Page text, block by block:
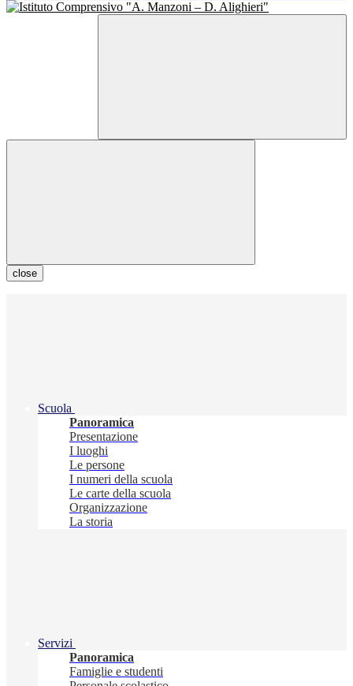
close
Scuola
Panoramica
Presentazione
I luoghi
Le persone
I numeri della scuola
Le carte della scuola
Organizzazione
La storia
Servizi
Panoramica
Famiglie e studenti